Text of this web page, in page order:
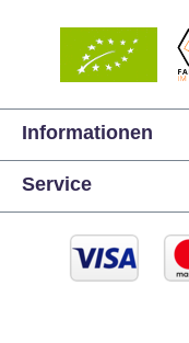
Informationen
Service